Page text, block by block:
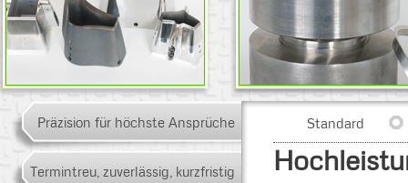
Standard
Hochleistungsstähle
Hartmetall
Schärfservice
Präzision für höchste Ansprüche
Termintreu, zuverlässig, kurzfristig
Standard